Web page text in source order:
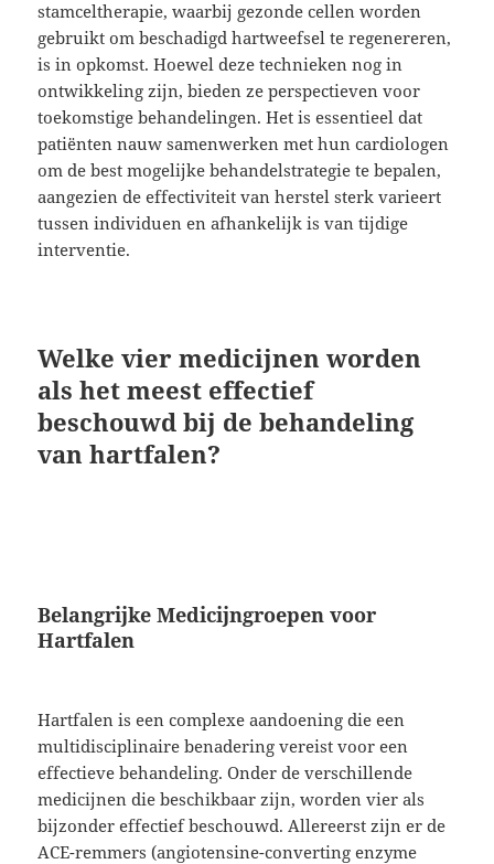
stamceltherapie, waarbij gezonde cellen worden
gebruikt om beschadigd hartweefsel te regenereren,
is in opkomst. Hoewel deze technieken nog in
ontwikkeling zijn, bieden ze perspectieven voor
toekomstige behandelingen. Het is essentieel dat
patiënten nauw samenwerken met hun cardiologen
om de best mogelijke behandelstrategie te bepalen,
aangezien de effectiviteit van herstel sterk varieert
tussen individuen en afhankelijk is van tijdige
interventie.
Welke vier medicijnen worden
als het meest effectief
beschouwd bij de behandeling
van hartfalen?
Belangrijke Medicijngroepen voor
Hartfalen
Hartfalen is een complexe aandoening die een
multidisciplinaire benadering vereist voor een
effectieve behandeling. Onder de verschillende
medicijnen die beschikbaar zijn, worden vier als
bijzonder effectief beschouwd. Allereerst zijn er de
ACE-remmers (angiotensine-converting enzyme